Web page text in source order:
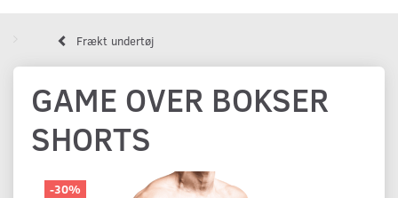
Frækt undertøj
GAME OVER BOKSER
SHORTS
-30%